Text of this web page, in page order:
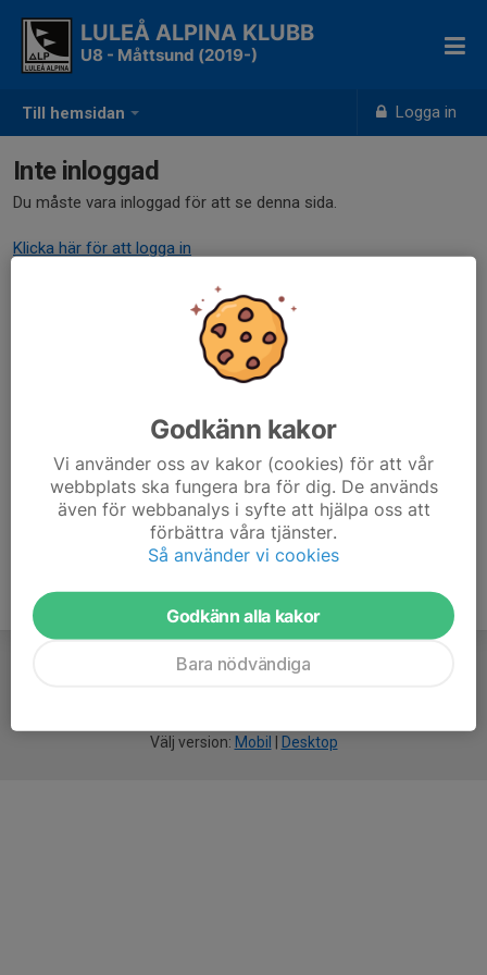
Till hemsidan Logga in
LULEÅ ALPINA KLUBB
U8 - Måttsund (2019-)
Inte inloggad
Du måste vara inloggad för att se denna sida.
Klicka här för att logga in
Välj version: Mobil Desktop
Godkänn kakor
Vi använder oss av kakor (cookies) för att vår
webbplats ska fungera bra för dig. De används
även för webbanalys i syfte att hjälpa oss att
förbättra våra tjänster.
Så använder vi cookies
Godkänn alla kakor
Bara nödvändiga